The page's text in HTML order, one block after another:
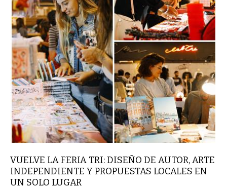
VUELVE LA FERIA TRI: DISEÑO DE AUTOR, ARTE
INDEPENDIENTE Y PROPUESTAS LOCALES EN
UN SOLO LUGAR